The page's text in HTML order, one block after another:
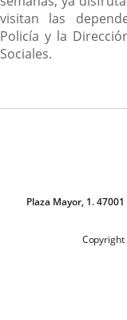
visitan las
Policía y la
Sociales.
Plaza Mayor, 1.